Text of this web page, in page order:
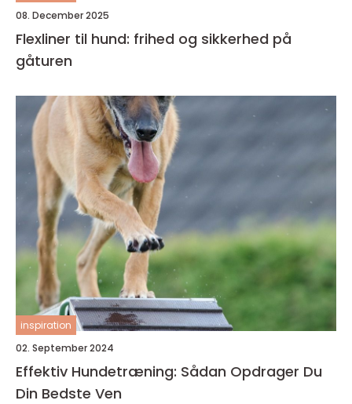
08. December 2025
Flexliner til hund: frihed og sikkerhed på
gåturen
inspiration
02. September 2024
Effektiv Hundetræning: Sådan Opdrager Du
Din Bedste Ven